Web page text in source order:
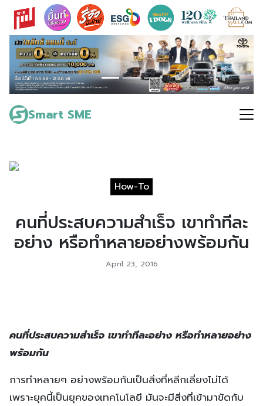
Skip
content
Smart SME
Search
for:
How-To
คนที่ประสบความสำเร็จ เขาทำทีละ
อย่าง หรือทำหลายอย่างพร้อมกัน
April 23, 2016
คนที่ประสบความสำเร็จ เขาทำทีละอย่าง หรือทำหลายอย่าง
พร้อมกัน
การทำหลายๆ อย่างพร้อมกันเป็นสิ่งที่หลีกเลี่ยงไม่ได้
เพราะยุคนี้เป็นยุคของเทคโนโลยี มันจะมีสิ่งที่เข้ามาขัดกับ